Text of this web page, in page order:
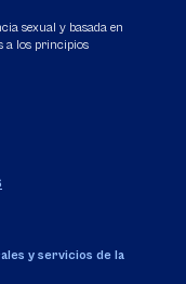
sexual y basada en
a los principios
y servicios de la